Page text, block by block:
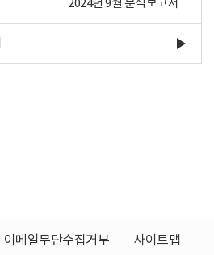
2024년 9월 분석보고서
이메일무단수집거부 사이트맵